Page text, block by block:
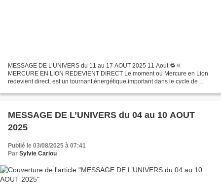
MESSAGE DE L’UNIVERS du 11 au 17 AOUT 2025 11 Aout 🔁🌞
MERCURE EN LION REDEVIENT DIRECT Le moment où Mercure en Lion
redevient direct, est un tournant énergétique important dans le cycle de
INTERPRÉTATION...
MESSAGE DE L’UNIVERS du 04 au 10 AOUT
2025
Publié le 03/08/2025 à 07:41
Par Sylvie Cariou